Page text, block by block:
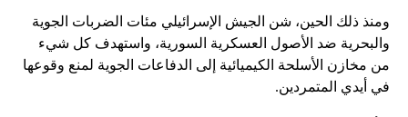
ومنذ ذلك الحين، شن الجيش الإسرائيلي مئات الضربات الجوية
والبحرية ضد الأصول العسكرية السورية، واستهدف كل شيء
من مخازن الأسلحة الكيميائية إلى الدفاعات الجوية لمنع وقوعها
في أيدي المتمردين.